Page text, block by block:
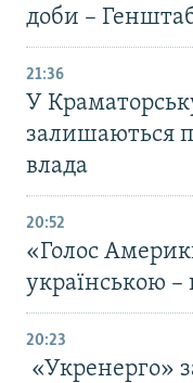
доби –
21:36
У
залишаються
влада
20:52
«Голос
українською –
20:23
«Укренерго»